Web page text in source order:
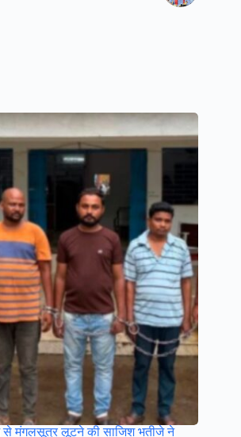
से मंगलसूत्र लूटने की साजिश भतीजे ने